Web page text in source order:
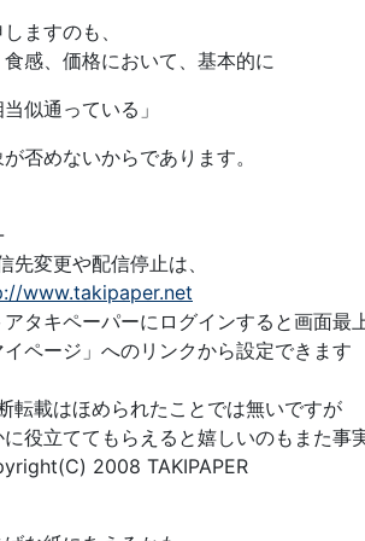
ますのも、
食感、価格において、基本的に
当似通っている」
否めないからであります。
先変更や配信停止は、
www.takipaper.net
アタキペーパーにログインすると画面最
イページ」へのリンクから設定できます
転載はほめられたことでは無いですが
役立ててもらえると嬉しいのもまた事
2008 TAKIPAPER